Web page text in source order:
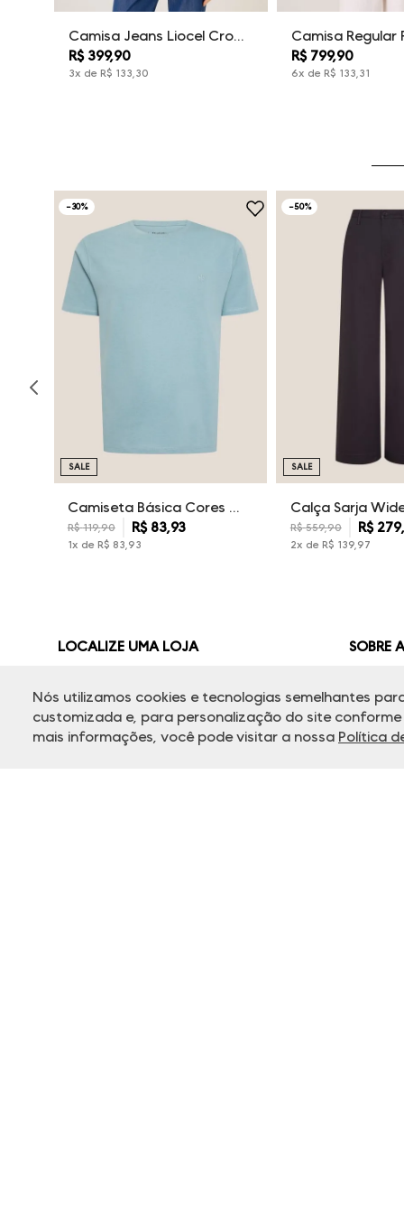
Nós utilizamos cookies e tecnologias semelhantes
customizada e, para personalização do site
mais informações, você pode visitar a nossa Política
Camisa Jeans Liocel Cropped Mili Dudalina Feminina
R$ 399,90
3x de R$ 133 30
R$ 799,90
6x de R$ 133 31
-30%
Camiseta Básica Cores Dudalina Masculina
R$ 119,90 R$ 83,93
1x de R$ 83 93
SALE
-50%
R$ 559,90 R$ 279,
2x de R$ 139, 97
SALE
LOCALIZE UMA LOJA
Encontre as lojas mais próximas de você:
SOBRE
Nossas